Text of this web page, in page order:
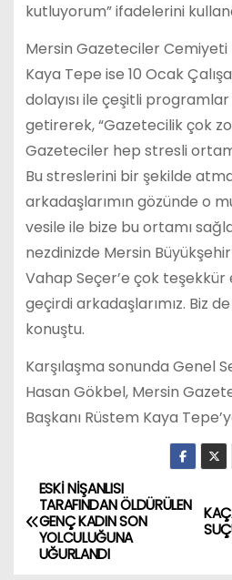
kutluyorum” ifadelerini
Mersin Gazeteciler Cemiyeti
Kaya Tepe ise 10 Ocak
dolayısı ile çeşitli
getirerek, “Gazetecilik çok
Gazeteciler hep stresli
Bu streslerini bir şekilde
arkadaşlarımın gözünde o
vesile ile bize bu ortamı
nezdinizde Mersin
Vahap Seçer’e çok
geçirdi arkadaşlarımız. Biz
konuştu.
Karşılaşma sonunda Genel
Hasan Gökbel, Mersin
Başkanı Rüstem Kaya
Y
a
ESKİ NİŞANLISI
TARAFINDAN ÖLDÜRÜLEN
GENÇ KADIN SON
YOLCULUĞUNA
UĞURLANDI